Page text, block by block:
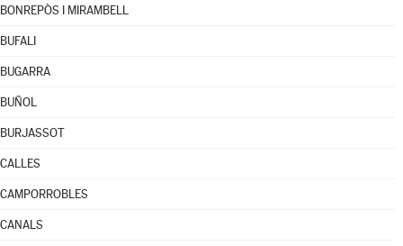
BONREPÒS I MIRAMBELL
BUFALI
BUGARRA
BUÑOL
BURJASSOT
CALLES
CAMPORROBLES
CANALS